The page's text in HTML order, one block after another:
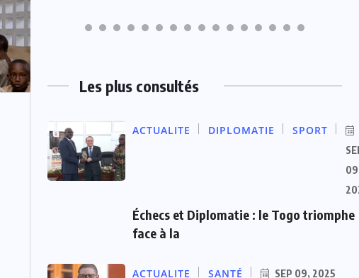
Les plus consultés
ACTUALITE DIPLOMATIE SPORT
Échecs et Diplomatie : le Togo triomphe
face à la
ACTUALITE SANTÉ SEP 09, 2025